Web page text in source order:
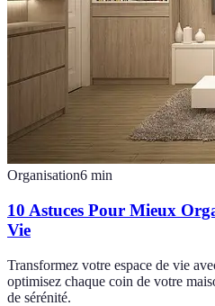
Organisation6 min
10 Astuces Pour Mieux
Vie
Transformez votre espace de vie
optimisez chaque coin de votre
de sérénité.